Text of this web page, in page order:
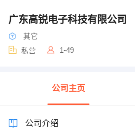
广东高锐电子科技有限公司
其它
私营
1-49
公司主页
公司介绍